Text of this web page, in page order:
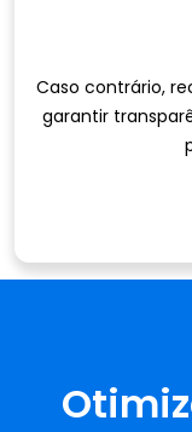
Caso contrário,
garantir